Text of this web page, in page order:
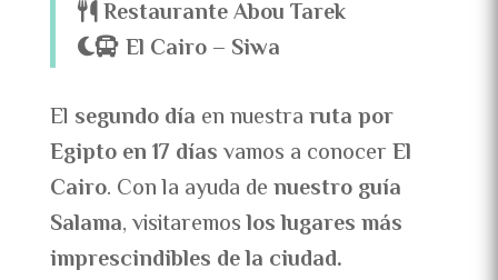
Restaurante Abou Tarek
El Cairo – Siwa
El segundo día en nuestraruta por
Egipto en 17 díasvamos a conocerEl
Cairo. Con la ayuda denuestro guía
Salama, visitaremoslos lugares más
imprescindibles de la ciudad.